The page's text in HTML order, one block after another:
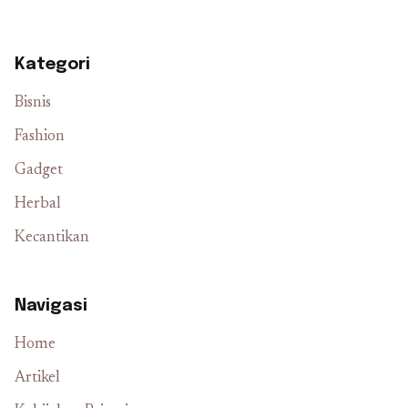
Kategori
Bisnis
Fashion
Gadget
Herbal
Kecantikan
Navigasi
Home
Artikel